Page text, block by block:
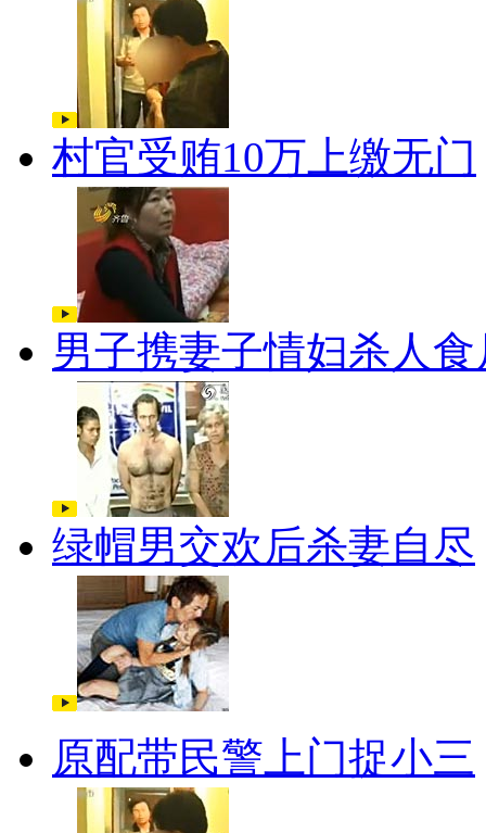
村官受贿10万上缴无门
男子携妻子情妇杀人食
绿帽男交欢后杀妻自尽
原配带民警上门捉小三